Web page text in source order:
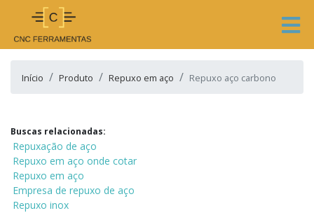
Início Produto Repuxo em aço Repuxo aço carbono
Buscas relacionadas:
Repuxação de aço
Repuxo em aço onde cotar
Repuxo em aço
Empresa de repuxo de aço
Repuxo inox